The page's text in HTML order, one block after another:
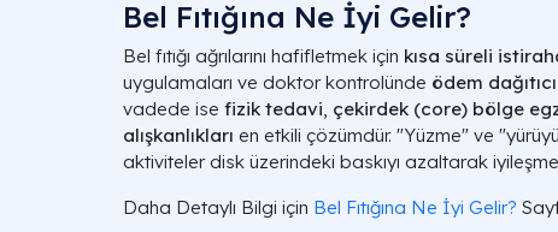
Bel Fıtığına Ne İyi Gelir?
Bel fıtığı ağrılarını hafifletmek için kısa süreli
uygulamaları ve doktor kontrolünde ödem
vadede ise fizik tedavi, çekirdek (core) bölge
alışkanlıkları en etkili çözümdür. "Yüzme" ve
aktiviteler disk üzerindeki baskıyı azaltarak
Daha Detaylı Bilgi için Bel Fıtığına Ne İyi Gelir?